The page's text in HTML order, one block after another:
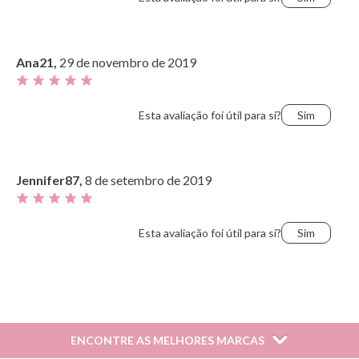
Ana21, 29 de novembro de 2019
Esta avaliação foi útil para si? Sim
Jennifer87, 8 de setembro de 2019
Esta avaliação foi útil para si? Sim
ENCONTRE AS MELHORES MARCAS